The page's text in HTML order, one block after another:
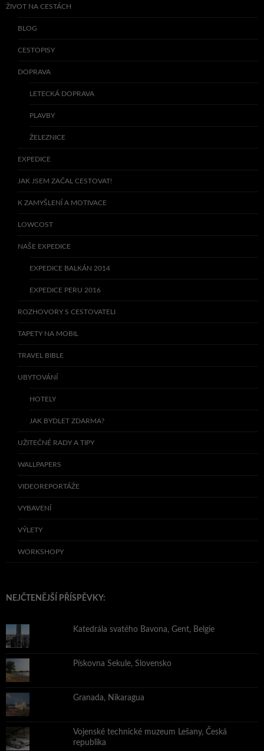
ŽIVOT NA CESTÁCH
BLOG
CESTOPISY
DOPRAVA
LETECKÁ DOPRAVA
PLAVBY
ŽELEZNICE
EXPEDICE
JAK JSEM ZAČAL CESTOVAT!
K ZAMYŠLENÍ A MOTIVACE
LOWCOST
NAŠE EXPEDICE
EXPEDICE BALKÁN 2014
EXPEDICE PERU 2016
ROZHOVORY S CESTOVATELI
TAPETY NA MOBIL
TRAVEL BIBLE
UBYTOVÁNÍ
HOTELY
JAK BYDLET ZDARMA?
UŽITEČNÉ RADY A TIPY
WALLPAPERS
VIDEOREPORTÁŽE
VYBAVENÍ
VÝLETY
WORKSHOPY
NEJČTENĚJŠÍ PŘÍSPĚVKY:
Katedrála svatého Bavona, Gent, Belgie
Pískovna Sekule, Slovensko
Granada, Nikaragua
Vojenské technické muzeum Lešany, Česká
republika